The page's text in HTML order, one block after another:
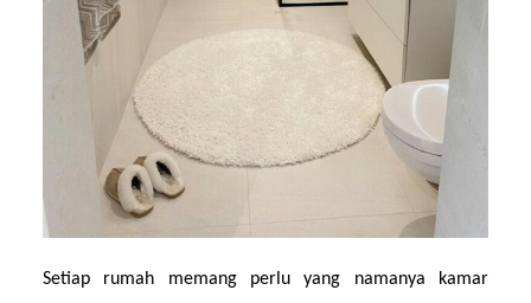
Setiap rumah memang perlu yang namanya kamar